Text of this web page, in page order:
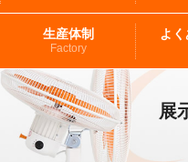
生産体制
Factory
よ
展